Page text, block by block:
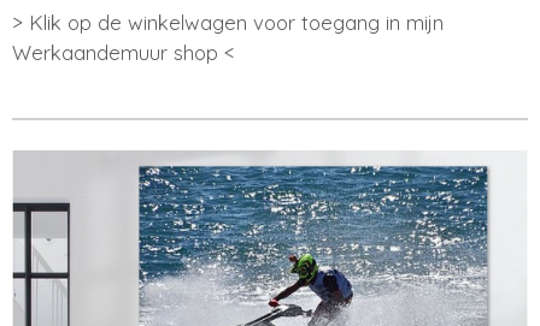
> Klik op de winkelwagen voor toegang in mijn
Werkaandemuur shop <